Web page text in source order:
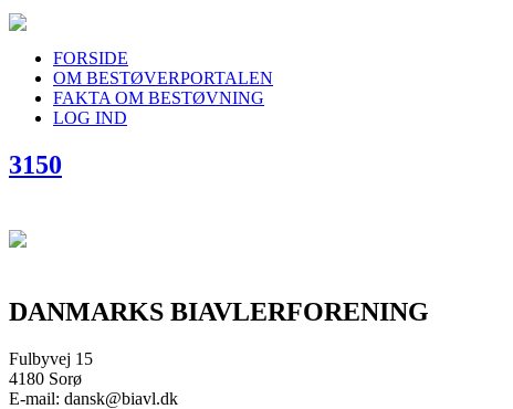
FORSIDE
OM BESTØVERPORTALEN
FAKTA OM BESTØVNING
LOG IND
3150
DANMARKS BIAVLERFORENING
Fulbyvej 15
4180 Sorø
E-mail: dansk@biavl.dk